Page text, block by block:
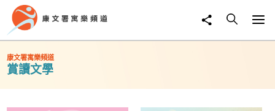
康文署寓樂頻道
賞讀文學